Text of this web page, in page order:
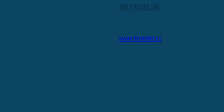
387319126
www.Hotelkit.cz